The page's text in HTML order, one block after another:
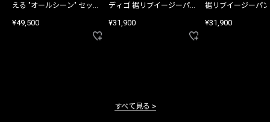
える "オールシーン" セット
¥49,500
ディゴ 裾リブイージーパン
¥31,900
裾リブイージーパ
¥31,900
すべて見る